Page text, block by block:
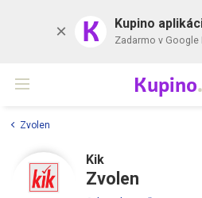
K Kupino
Zadarmo v Google
Kupino
Zvolen
Kik
Zvolen